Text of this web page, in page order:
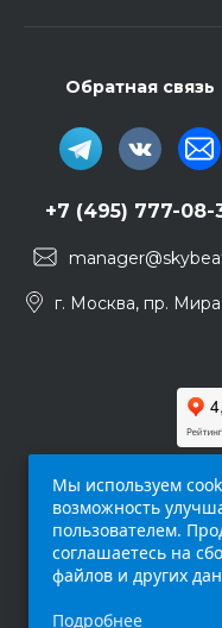
Обратная связь
+7 (495) 777-08-
г. Москва, пр.
интернет-
Мы используем
возможность
пользователем.
соглашаетесь на
файлов и других
Подробнее